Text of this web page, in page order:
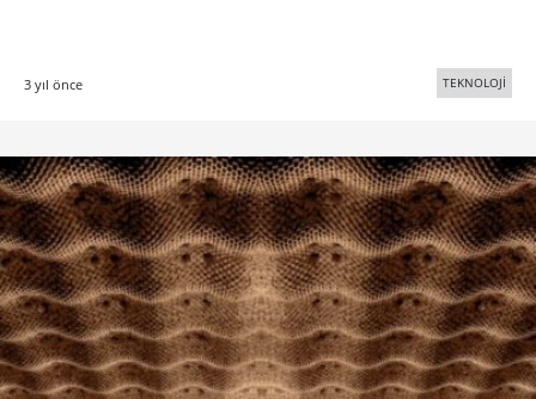
3 yıl önce TEKNOLOJİ